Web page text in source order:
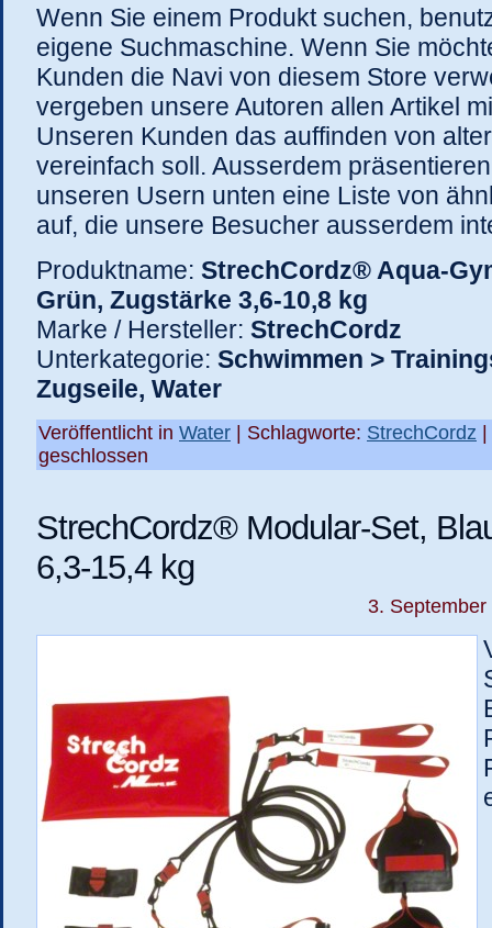
Wenn Sie einem Produkt suchen,
eigene Suchmaschine. Wenn Sie
Kunden die Navi von diesem Store
vergeben unsere Autoren allen Artikel
Unseren Kunden das auffinden von
vereinfach soll. Ausserdem
unseren Usern unten eine Liste von
auf, die unsere Besucher ausserdem
Produktname: StrechCordz® Aqua-
Grün, Zugstärke 3,6-10,8 kg
Marke / Hersteller: StrechCordz
Unterkategorie: Schwimmen >
Zugseile, Water
Veröffentlicht in Water | Schlagworte: StrechCordz
geschlossen
StrechCordz® Modular-Set,
6,3-15,4 kg
3.